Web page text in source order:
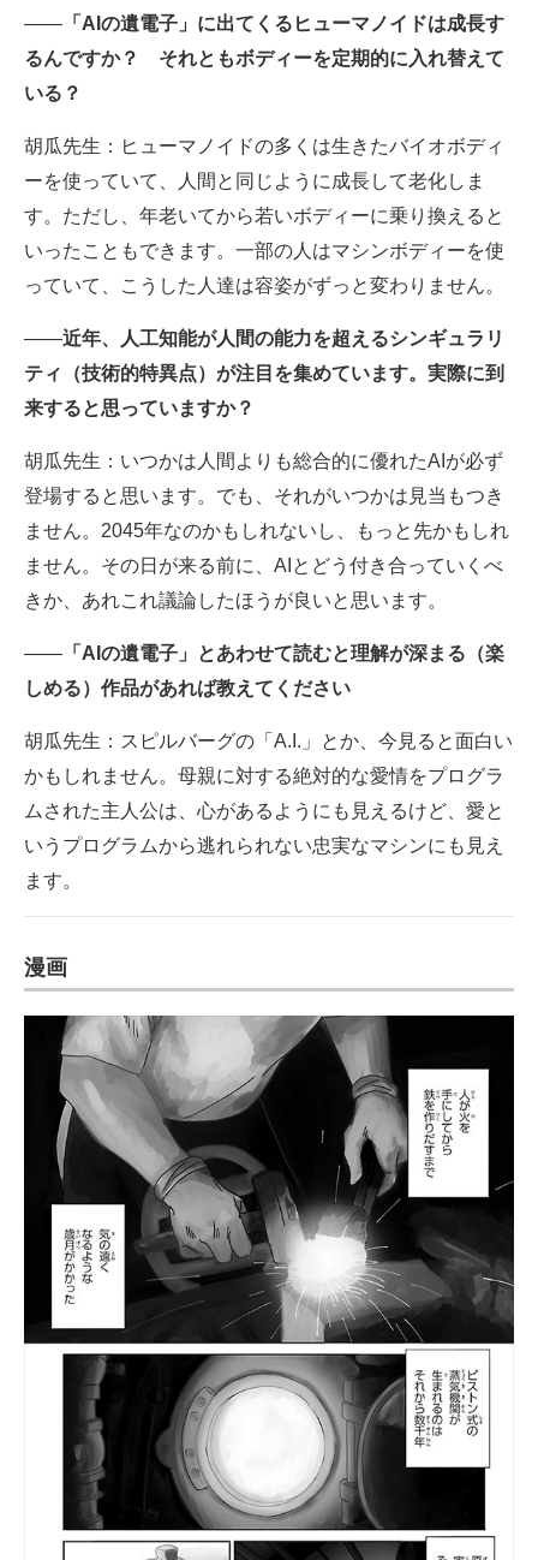
―― 「AIの遺電子」に出てくるヒューマノイドは成長す
るんですか？ それともボディーを定期的に入れ替えて
いる？
胡瓜先生：ヒューマノイドの多くは生きたバイオボディ
ーを使っていて、人間と同じように成長して老化しま
す。ただし、年老いてから若いボディーに乗り換えると
いったこともできます。一部の人はマシンボディーを使
っていて、こうした人達は容姿がずっと変わりません。
――近年、人工知能が人間の能力を超えるシンギュラリ
ティ（技術的特異点）が注目を集めています。実際に到
来すると思っていますか？
胡瓜先生：いつかは人間よりも総合的に優れたAIが必ず
登場すると思います。でも、それがいつかは見当もつき
ません。2045年なのかもしれないし、もっと先かもしれ
ません。その日が来る前に、AIとどう付き合っていくべ
きか、あれこれ議論したほうが良いと思います。
―― 「AIの遺電子」とあわせて読むと理解が深まる（楽
しめる）作品があれば教えてください
胡瓜先生：スピルバーグの「A.I.」とか、今見ると面白い
かもしれません。母親に対する絶対的な愛情をプログラ
ムされた主人公は、心があるようにも見えるけど、愛と
いうプログラムから逃れられない忠実なマシンにも見え
ます。
漫画